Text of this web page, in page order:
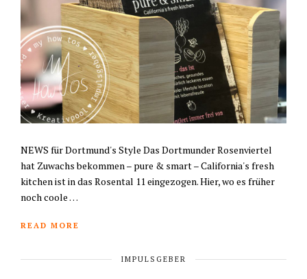
NEWS für Dortmund's Style Das Dortmunder Rosenviertel
hat Zuwachs bekommen – pure & smart – California's fresh
kitchen ist in das Rosental 11 eingezogen. Hier, wo es früher
noch coole …
READ MORE
IMPULSGEBER